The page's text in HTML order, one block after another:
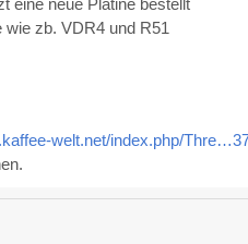
eine neue Platine bestellt
wie zb. VDR4 und R51
welt.net/index.php/